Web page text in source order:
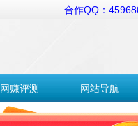
合作QQ：
网赚评测 网站导航